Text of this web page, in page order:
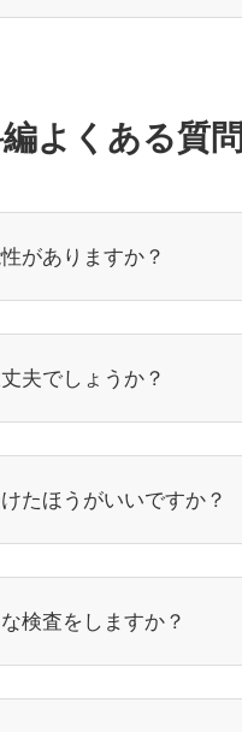
よくある質問
がありますか？
夫でしょうか？
たほうがいいですか？
検査をしますか？